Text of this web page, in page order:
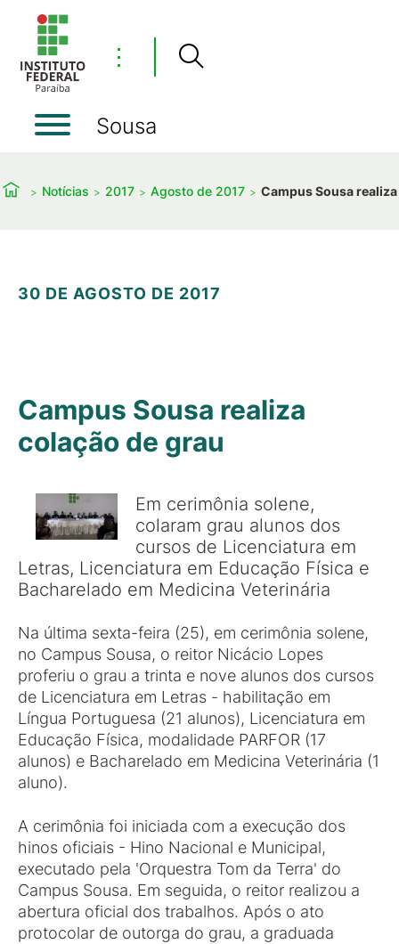
⋮
Sousa
Notícias 2017 Agosto de 2017 Campus Sousa
30 DE AGOSTO DE 2017
Campus Sousa realiza
colação de grau
Em cerimônia solene,
colaram grau alunos dos
cursos de Licenciatura em
Letras, Licenciatura em Educação Física e
Bacharelado em Medicina Veterinária
Na última sexta-feira (25), em cerimônia solene,
no Campus Sousa, o reitor Nicácio Lopes
proferiu o grau a trinta e nove alunos dos cursos
de Licenciatura em Letras - habilitação em
Língua Portuguesa (21 alunos), Licenciatura em
Educação Física, modalidade PARFOR (17
alunos) e Bacharelado em Medicina Veterinária (1
aluno).
A cerimônia foi iniciada com a execução dos
hinos oficiais - Hino Nacional e Municipal,
executado pela 'Orquestra Tom da Terra' do
Campus Sousa. Em seguida, o reitor realizou a
abertura oficial dos trabalhos. Após o ato
protocolar de outorga do grau, a graduada